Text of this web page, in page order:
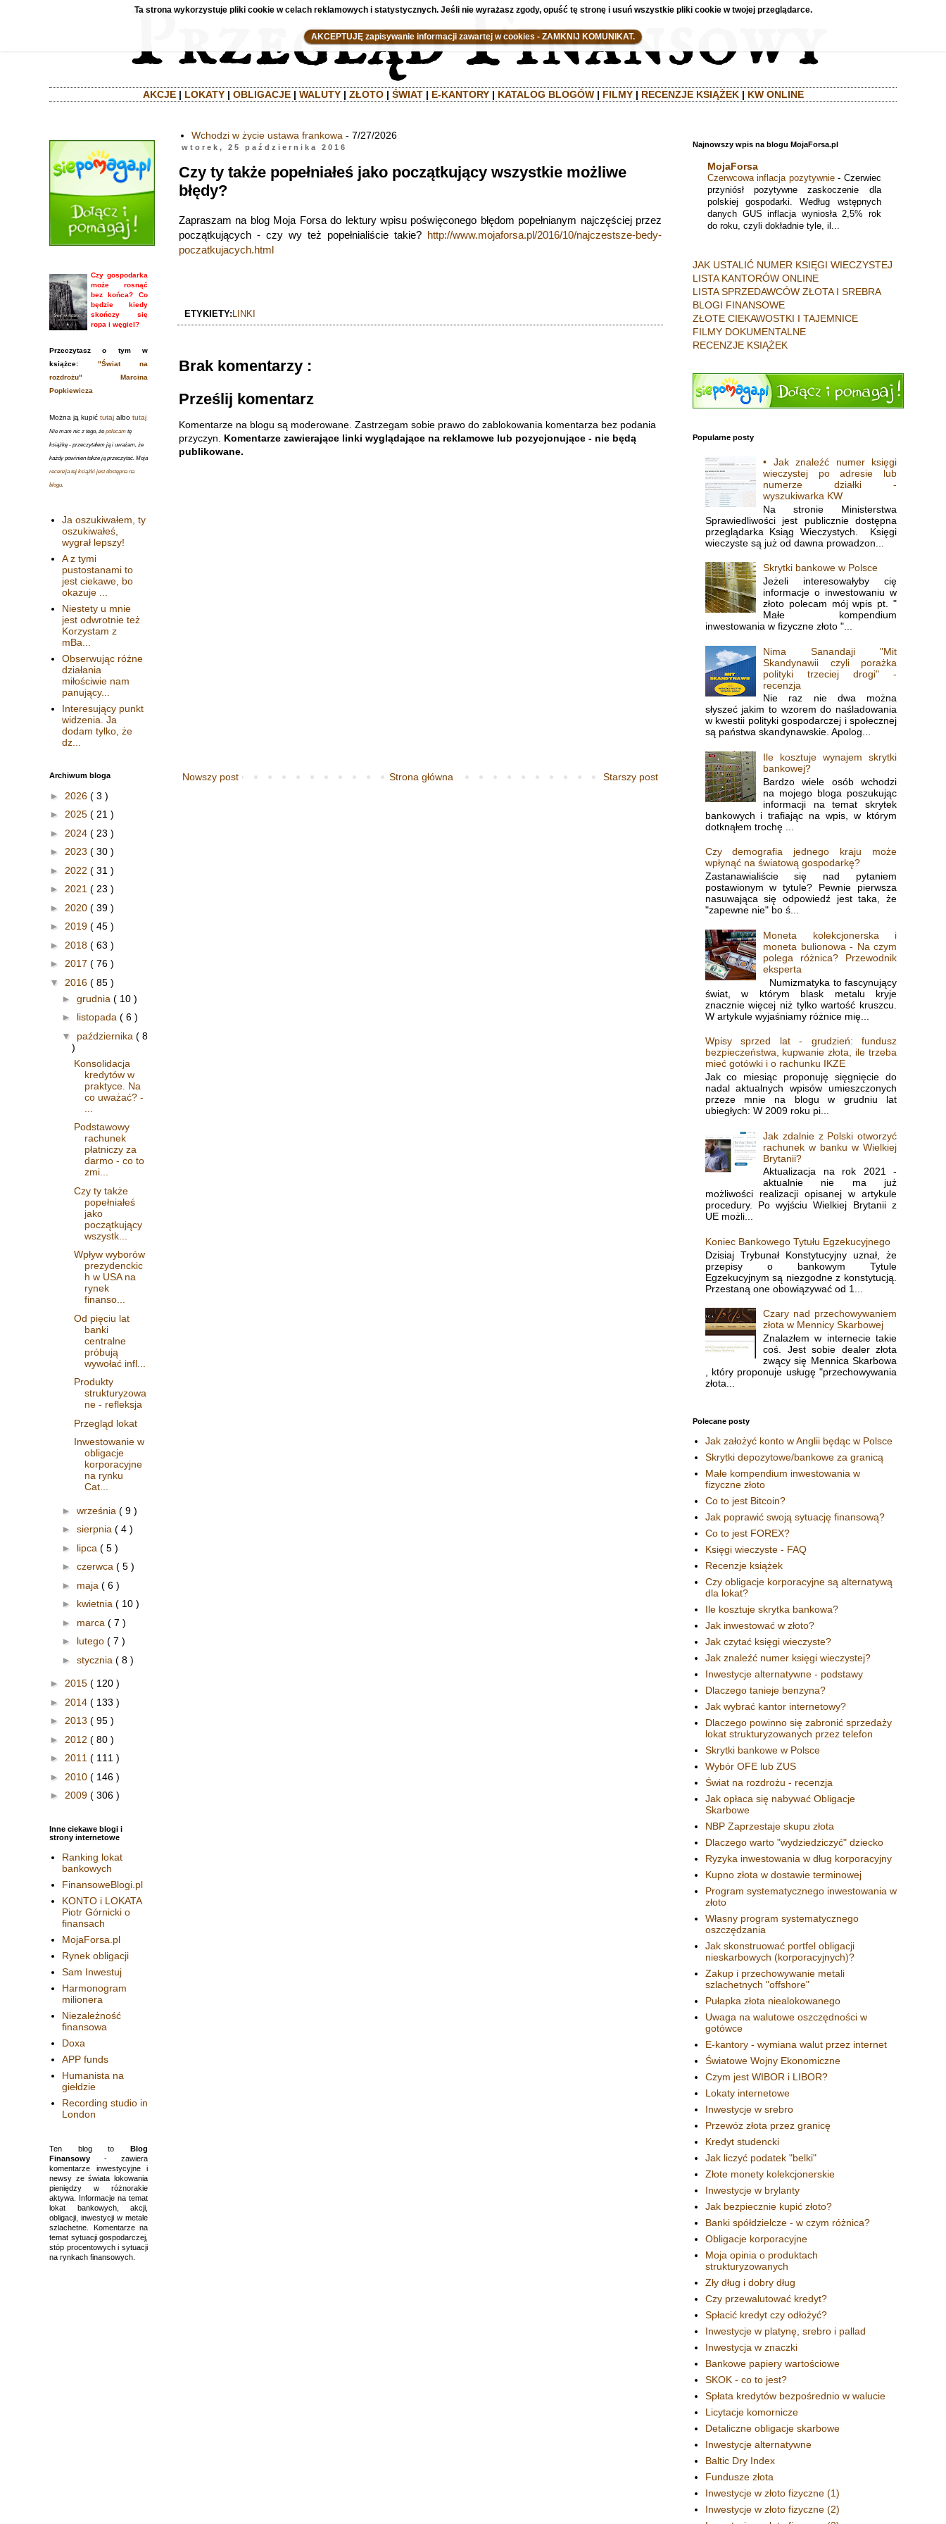
AKCJE| LOKATY| OBLIGACJE| WALUTY| ZŁOTO| ŚWIAT| E-KANTORY| KATALOG BLOGÓW| FILMY| RECENZJE KSIĄŻEK| KW ONLINE
Wchodzi w życie ustawa frankowa - 7/27/2026
wtorek, 25 października 2016
Czy ty także popełniałeś jako początkujący wszystkie możliwe
błędy?
Zapraszam na blog Moja Forsa do lektury wpisu poświęconego błędom popełnianym najczęściej przez
początkujących - czy wy też popełnialiście takie? http://www.mojaforsa.pl/2016/10/najczestsze-bedy-
poczatkujacych.html
ETYKIETY: LINKI
Brak komentarzy :
Prześlij komentarz
Komentarze na blogu są moderowane. Zastrzegam sobie prawo do zablokowania komentarza bez podania
przyczyn. Komentarze zawierające linki wyglądające na reklamowe lub pozycjonujące - nie będą
publikowane.
Nowszy post Starszy post
Strona główna
Czy gospodarka
może rosnąć
bez końca? Co
będzie kiedy
skończy się
ropa i węgiel?
Przeczytasz o tym w
książce: "Świat na
rozdrożu" Marcina
Popkiewicza
Można ją kupić tutaj albo tutaj
Nie mam nic z tego, żepolecam tę
książkę - przeczytałem ją i uważam, że
każdy powinien także ją przeczytać. Moja
recenzja tej książki jest dostępna na
blogu.
Ja oszukiwałem, ty
oszukiwałeś,
wygrał lepszy!
A z tymi
pustostanami to
jest ciekawe, bo
okazuje ...
Niestety u mnie
jest odwrotnie też
Korzystam z
mBa...
Obserwując różne
działania
miłościwie nam
panujący...
Interesujący punkt
widzenia. Ja
dodam tylko, że
dz...
Archiwum bloga
► 2026 ( 3 )
► 2025 ( 21 )
► 2024 ( 23 )
► 2023 ( 30 )
► 2022 ( 31 )
► 2021 ( 23 )
► 2020 ( 39 )
► 2019 ( 45 )
► 2018 ( 63 )
► 2017 ( 76 )
▼ 2016 ( 85 )
► grudnia ( 10 )
► listopada ( 6 )
▼ października ( 8
)
Konsolidacja
kredytów w
praktyce. Na
co uważać? -
Podstawowy
rachunek
płatniczy za
darmo - co to
zmi...
Czy ty także
popełniałeś
jako
początkujący
wszystk...
Wpływ wyborów
prezydenckic
h w USA na
rynek
finanso...
Od pięciu lat
banki
centralne
próbują
wywołać infl...
Produkty
strukturyzowa
ne - refleksja
Przegląd lokat
Inwestowanie w
obligacje
korporacyjne
na rynku
Cat...
► września ( 9 )
► sierpnia ( 4 )
► lipca ( 5 )
► czerwca ( 5 )
► maja ( 6 )
► kwietnia ( 10 )
► marca ( 7 )
► lutego( 7 )
► stycznia ( 8 )
► 2015 ( 120 )
► 2014 ( 133 )
► 2013 ( 95 )
► 2012 ( 80 )
► 2011 ( 111 )
► 2010 ( 146 )
► 2009 ( 306 )
Inne ciekawe blogi i
strony internetowe
Ranking lokat
bankowych
FinansoweBlogi.pl
KONTO i LOKATA
Piotr Górnicki o
finansach
MojaForsa.pl
Rynek obligacji
Sam Inwestuj
Harmonogram
milionera
Niezależność
finansowa
Doxa
APP funds
Humanista na
giełdzie
Recording studio in
London
Ten blog to Blog
Finansowy - zawiera
komentarze inwestycyjne i
newsy ze świata lokowania
pieniędzy w różnorakie
aktywa. Informacje na temat
lokat bankowych, akcji,
obligacji, inwestycji w metale
szlachetne. Komentarze na
temat sytuacji gospodarczej,
stóp procentowych i sytuacji
na rynkach finansowych.
Najnowszy wpis na blogu MojaForsa.pl
MojaForsa
Czerwcowa inflacja pozytywnie- Czerwiec
przyniósł pozytywne zaskoczenie dla
polskiej gospodarki. Według wstępnych
danych GUS inflacja wyniosła 2,5% rok
do roku, czyli dokładnie tyle, il...
JAK USTALIĆ NUMER KSIĘGI WIECZYSTEJ
LISTA KANTORÓW ONLINE
LISTA SPRZEDAWCÓW ZŁOTA I SREBRA
BLOGI FINANSOWE
ZŁOTE CIEKAWOSTKI I TAJEMNICE
FILMY DOKUMENTALNE
RECENZJE KSIĄŻEK
Popularne posty
• Jak znaleźć numer księgi
wieczystej po adresie lub
numerze działki -
wyszukiwarka KW
Na stronie Ministerstwa
Sprawiedliwości jest publicznie dostępna
przeglądarka Ksiąg Wieczystych. Księgi
wieczyste są już od dawna prowadzon...
Skrytki bankowe w Polsce
Jeżeli interesowałyby cię
informacje o inwestowaniu w
złoto polecam mój wpis pt. "
Małe kompendium
inwestowania w fizyczne złoto "...
Nima Sanandaji "Mit
Skandynawii czyli porażka
polityki trzeciej drogi" -
recenzja
Nie raz nie dwa można
słyszeć jakim to wzorem do naśladowania
w kwestii polityki gospodarczej i społecznej
są państwa skandynawskie. Apolog...
Ile kosztuje wynajem skrytki
bankowej?
Bardzo wiele osób wchodzi
na mojego bloga poszukując
informacji na temat skrytek
bankowych i trafiając na wpis, w którym
dotknąłem trochę ...
Czy demografia jednego kraju może
wpłynąć na światową gospodarkę?
Zastanawialiście się nad pytaniem
postawionym w tytule? Pewnie pierwsza
nasuwająca się odpowiedź jest taka, że
"zapewne nie" bo ś...
Moneta kolekcjonerska i
moneta bulionowa - Na czym
polega różnica? Przewodnik
eksperta
Numizmatyka to fascynujący
świat, w którym blask metalu kryje
znacznie więcej niż tylko wartość kruszcu.
W artykule wyjaśniamy różnice mię...
Wpisy sprzed lat - grudzień: fundusz
bezpieczeństwa, kupwanie złota, ile trzeba
mieć gotówki i o rachunku IKZE
Jak co miesiąc proponuję sięgnięcie do
nadal aktualnych wpisów umieszczonych
przeze mnie na blogu w grudniu lat
ubiegłych: W 2009 roku pi...
Jak zdalnie z Polski otworzyć
rachunek w banku w Wielkiej
Brytanii?
Aktualizacja na rok 2021 -
aktualnie nie ma już
możliwości realizacji opisanej w artykule
procedury. Po wyjściu Wielkiej Brytanii z
UE możli...
Koniec Bankowego Tytułu Egzekucyjnego
Dzisiaj Trybunał Konstytucyjny uznał, że
przepisy o bankowym Tytule
Egzekucyjnym są niezgodne z konstytucją.
Przestaną one obowiązywać od 1...
Czary nad przechowywaniem
złota w Mennicy Skarbowej
Znalazłem w internecie takie
coś. Jest sobie dealer złota
zwący się Mennica Skarbowa
, który proponuje usługę "przechowywania
złota...
Polecane posty
Jak założyć konto w Anglii będąc w Polsce
Skrytki depozytowe/bankowe za granicą
Małe kompendium inwestowania w
fizyczne złoto
Co to jest Bitcoin?
Jak poprawić swoją sytuację finansową?
Co to jest FOREX?
Księgi wieczyste - FAQ
Recenzje książek
Czy obligacje korporacyjne są alternatywą
dla lokat?
Ile kosztuje skrytka bankowa?
Jak inwestować w złoto?
Jak czytać księgi wieczyste?
Jak znaleźć numer księgi wieczystej?
Inwestycje alternatywne - podstawy
Dlaczego tanieje benzyna?
Jak wybrać kantor internetowy?
Dlaczego powinno się zabronić sprzedaży
lokat strukturyzowanych przez telefon
Skrytki bankowe w Polsce
Wybór OFE lub ZUS
Świat na rozdrożu - recenzja
Jak opłaca się nabywać Obligacje
Skarbowe
NBP Zaprzestaje skupu złota
Dlaczego warto "wydziedziczyć" dziecko
Ryzyka inwestowania w dług korporacyjny
Kupno złota w dostawie terminowej
Program systematycznego inwestowania w
złoto
Własny program systematycznego
oszczędzania
Jak skonstruować portfel obligacji
nieskarbowych (korporacyjnych)?
Zakup i przechowywanie metali
szlachetnych "offshore"
Pułapka złota niealokowanego
Uwaga na walutowe oszczędności w
gotówce
E-kantory - wymiana walut przez internet
Światowe Wojny Ekonomiczne
Czym jest WIBOR i LIBOR?
Lokaty internetowe
Inwestycje w srebro
Przewóz złota przez granicę
Kredyt studencki
Jak liczyć podatek "belki"
Złote monety kolekcjonerskie
Inwestycje w brylanty
Jak bezpiecznie kupić złoto?
Banki spółdzielcze - w czym różnica?
Obligacje korporacyjne
Moja opinia o produktach
strukturyzowanych
Zły dług i dobry dług
Czy przewalutować kredyt?
Spłacić kredyt czy odłożyć?
Inwestycje w platynę, srebro i pallad
Inwestycja w znaczki
Bankowe papiery wartościowe
SKOK - co to jest?
Spłata kredytów bezpośrednio w walucie
Licytacje komornicze
Detaliczne obligacje skarbowe
Inwestycje alternatywne
Baltic Dry Index
Fundusze złota
Inwestycje w złoto fizyczne (1)
Inwestycje w złoto fizyczne (2)
Ta strona wykorzystuje pliki cookie w celach reklamowych i statystycznych. Jeśli nie wyrażasz zgody, opuść tę stronę i usuń wszystkie pliki cookie w twojej przeglądarce.
AKCEPTUJĘ zapisywanie informacji zawartej w cookies - ZAMKNIJ KOMUNIKAT.